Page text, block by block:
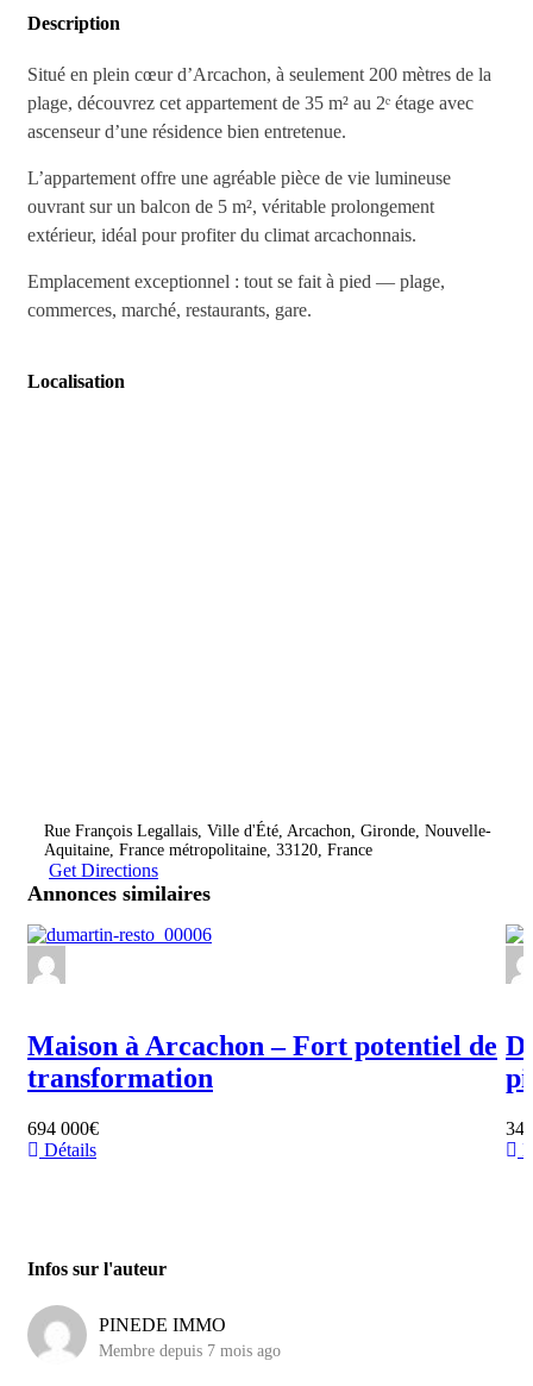
Description
Situé en plein cœur d’Arcachon, à seulement 200 mètres de la
plage, découvrez cet appartement de 35 m² au 2ᵉ étage avec
ascenseur d’une résidence bien entretenue.
L’appartement offre une agréable pièce de vie lumineuse
ouvrant sur un balcon de 5 m², véritable prolongement
extérieur, idéal pour profiter du climat arcachonnais.
Emplacement exceptionnel : tout se fait à pied — plage,
commerces, marché, restaurants, gare.
Localisation
Rue François Legallais, Ville d'Été, Arcachon, Gironde, Nouvelle-
Aquitaine, France métropolitaine, 33120, France
Get Directions
Annonces similaires
Maison à Arcachon – Fort potentiel de
transformation
694 000€
Détails
Infos sur l'auteur
PINEDE IMMO
Membre depuis 7 mois ago